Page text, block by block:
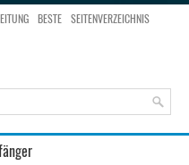
BESTE
SEITENVERZEICHNIS